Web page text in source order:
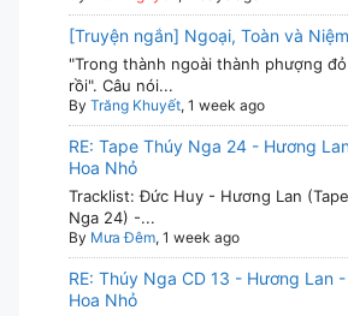
[Truyện ngắn] Ngoại, Toàn và Niệm
"Trong thành ngoài thành phượng
rồi". Câu nói...
By Trăng Khuyết, 1 week ago
RE: Tape Thúy Nga 24 - Hương
Hoa Nhỏ
Tracklist: Đức Huy - Hương Lan
Nga 24) -...
By Mưa Đêm, 1 week ago
RE: Thúy Nga CD 13 - Hương Lan
Hoa Nhỏ